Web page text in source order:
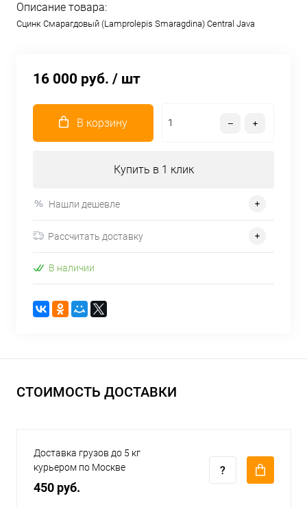
Описание товара:
Сцинк Смарагдовый (Lamprolepis Smaragdina) Central Java
16 000 руб. / шт
В корзину
Купить в 1 клик
Нашли дешевле
Рассчитать доставку
В наличии
СТОИМОСТЬ ДОСТАВКИ
Доставка грузов до 5 кг
курьером по Москве
450 руб.